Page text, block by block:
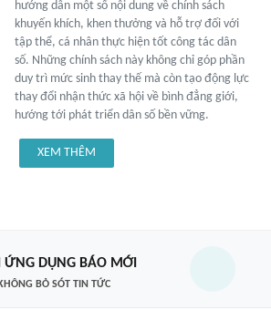
hướng dẫn một số nội dung về chính sách
khuyến khích, khen thưởng và hỗ trợ đối với
tập thể, cá nhân thực hiện tốt công tác dân
số. Những chính sách này không chỉ góp phần
duy trì mức sinh thay thế mà còn tạo động lực
thay đổi nhận thức xã hội về bình đẳng giới,
hướng tới phát triển dân số bền vững.
XEM THÊM
ỨNG DỤNG BÁO MỚI
BỎ SÓT TIN TỨC